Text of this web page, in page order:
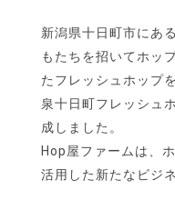
新潟県十日町市にある
もたちを招いてホッ
たフレッシュホップ
泉十日町フレッシュ
成しました。
Hop屋ファームは、
活用した新たなビジ